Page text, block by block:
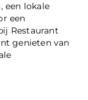
een lokale
een
Restaurant
genieten van